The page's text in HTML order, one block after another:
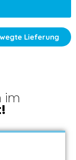
Lieferung
im